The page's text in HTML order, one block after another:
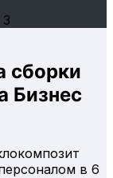
сборки
Бизнес
в 6